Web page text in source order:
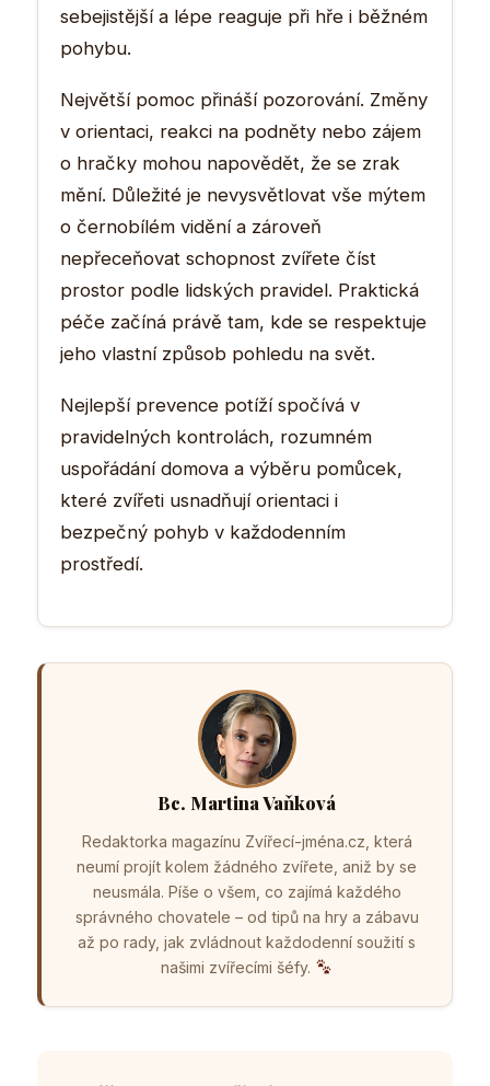
sebejistější a lépe reaguje při hře i běžném
pohybu.
Největší pomoc přináší pozorování. Změny
v orientaci, reakci na podněty nebo zájem
o hračky mohou napovědět, že se zrak
mění. Důležité je nevysvětlovat vše mýtem
o černobílém vidění a zároveň
nepřeceňovat schopnost zvířete číst
prostor podle lidských pravidel. Praktická
péče začíná právě tam, kde se respektuje
jeho vlastní způsob pohledu na svět.
Nejlepší prevence potíží spočívá v
pravidelných kontrolách, rozumném
uspořádání domova a výběru pomůcek,
které zvířeti usnadňují orientaci i
bezpečný pohyb v každodenním
prostředí.
Bc. Martina Vaňková
Redaktorka magazínu Zvířecí-jména.cz, která
neumí projít kolem žádného zvířete, aniž by se
neusmála. Píše o všem, co zajímá každého
správného chovatele – od tipů na hry a zábavu
až po rady, jak zvládnout každodenní soužití s
našimi zvířecími šéfy.